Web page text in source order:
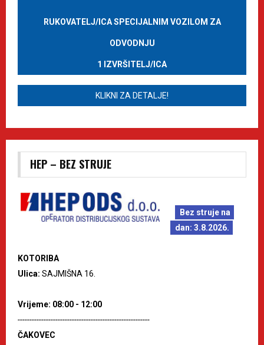
RUKOVATELJ/ICA SPECIJALNIM VOZILOM ZA
ODVODNJU
1 IZVRŠITELJ/ICA
KLIKNI ZA DETALJE!
HEP – BEZ STRUJE
Bez struje na
dan: 3.8.2026.
KOTORIBA
Ulica: SAJMIŠNA 16.
Vrijeme: 08:00 - 12:00
--------------------------------------------------------
ČAKOVEC